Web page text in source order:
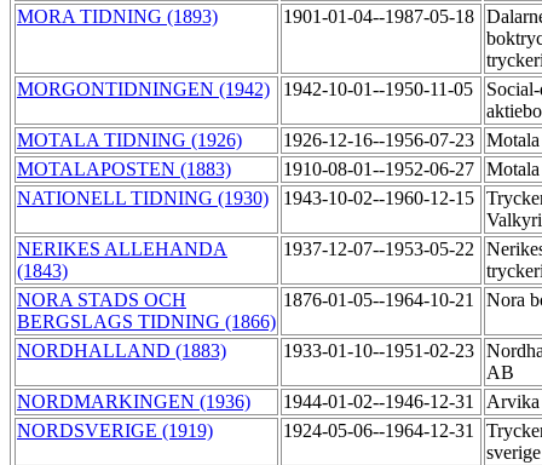
MORA TIDNING (1893)
1901-01-04--1987-05-18
MORGONTIDNINGEN (1942)
1942-10-01--1950-11-05
MOTALA TIDNING (1926)
1926-12-16--1956-07-23
MOTALAPOSTEN (1883)
1910-08-01--1952-06-27
NATIONELL TIDNING (1930)
1943-10-02--1960-12-15
NERIKES ALLEHANDA
(1843)
1937-12-07--1953-05-22
NORA STADS OCH
BERGSLAGS TIDNING (1866)
1876-01-05--1964-10-21 Nora
NORDHALLAND (1883) 1933-01-10--1951-02-23
AB
NORDMARKINGEN (1936)
1944-01-02--1946-12-31
NORDSVERIGE (1919)
1924-05-06--1964-12-31